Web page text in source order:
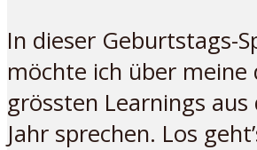
In dieser Geburtstags-
möchte ich über meine
grössten Learnings
Jahr sprechen. Los